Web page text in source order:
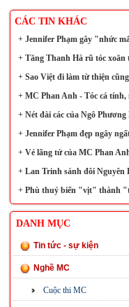
CÁC TIN KHÁC
+Jennifer Phạm gây "nhức
+Tăng Thanh Hà rũ tóc xoăn
+Sao Việt đi làm từ thiện
+MC Phan Anh - Tóc cá tính,
+Nét đài các của Ngô Phương
+Jennifer Phạm đẹp ngây
+Vẻ lãng tử của MC Phan
+Lan Trinh sánh đôi Nguyên
+Phù thuỷ biến "vịt" thành
DANH MỤC
Tin tức - sự kiện
Nghề MC
Cuộc thi MC